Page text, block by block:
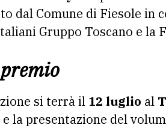
dal Comune di Fiesole in
Gruppo Toscano e la
si terrà il 12 luglio al
la presentazione del